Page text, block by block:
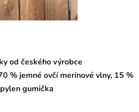
od českého výrobce
% jemné ovčí merinové vlny, 15 %
gumička